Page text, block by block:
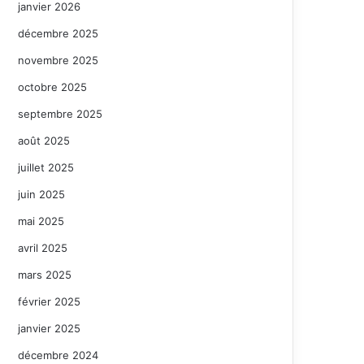
janvier 2026
décembre 2025
novembre 2025
octobre 2025
septembre 2025
août 2025
juillet 2025
juin 2025
mai 2025
avril 2025
mars 2025
février 2025
janvier 2025
décembre 2024